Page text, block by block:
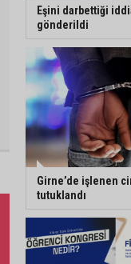
Eşini darbettiği
gönderildi
Girne’de işlenen
tutuklandı